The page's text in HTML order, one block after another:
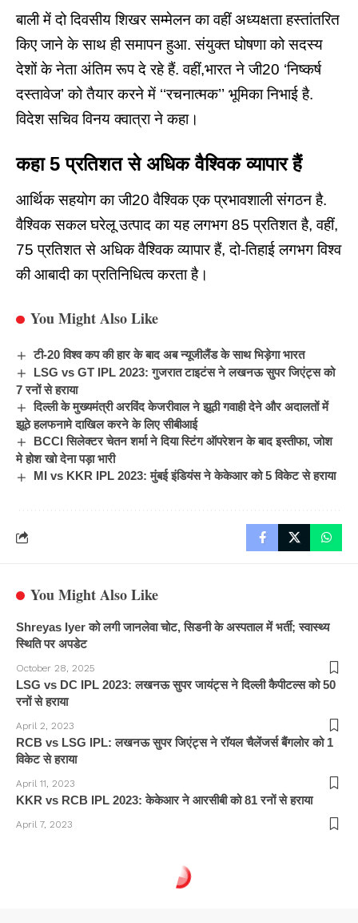
बाली में दो दिवसीय शिखर सम्मेलन का वहीं अध्यक्षता हस्तांतरित
किए जाने के साथ ही समापन हुआ. संयुक्त घोषणा को सदस्य
देशों के नेता अंतिम रूप दे रहे हैं. वहीं,भारत ने जी20 ‘निष्कर्ष
दस्तावेज’ को तैयार करने में ‘‘रचनात्मक’’ भूमिका निभाई है.
विदेश सचिव विनय क्वात्रा ने कहा।
कहा 5 प्रतिशत से अधिक वैश्विक व्यापार हैं
आर्थिक सहयोग का जी20 वैश्विक एक प्रभावशाली संगठन है.
वैश्विक सकल घरेलू उत्पाद का यह लगभग 85 प्रतिशत है, वहीं,
75 प्रतिशत से अधिक वैश्विक व्यापार हैं, दो-तिहाई लगभग विश्व
की आबादी का प्रतिनिधित्व करता है।
You Might Also Like
टी-20 विश्व कप की हार के बाद अब न्यूजीलैंड के साथ भिड़ेगा भारत
LSG vs GT IPL 2023: गुजरात टाइटंस ने लखनऊ सुपर जिएंट्स को
7 रनों से हराया
दिल्ली के मुख्यमंत्री अरविंद केजरीवाल ने झूठी गवाही देने और अदालतों में
झूठे हलफनामे दाखिल करने के लिए सीबीआई
BCCI सिलेक्टर चेतन शर्मा ने दिया स्टिंग ऑपरेशन के बाद इस्तीफा, जोश
मे होश खो देना पड़ा भारी
MI vs KKR IPL 2023: मुंबई इंडियंस ने केकेआर को 5 विकेट से हराया
You Might Also Like
Shreyas Iyer को लगी जानलेवा चोट, सिडनी के अस्पताल में भर्ती; स्वास्थ्य
स्थिति पर अपडेट
October 28, 2025
LSG vs DC IPL 2023: लखनऊ सुपर जायंट्स ने दिल्ली कैपीटल्स को 50
रनों से हराया
April 2, 2023
RCB vs LSG IPL: लखनऊ सुपर जिएंट्स ने रॉयल चैलेंजर्स बैंगलोर को 1
विकेट से हराया
April 11, 2023
KKR vs RCB IPL 2023: केकेआर ने आरसीबी को 81 रनों से हराया
April 7, 2023